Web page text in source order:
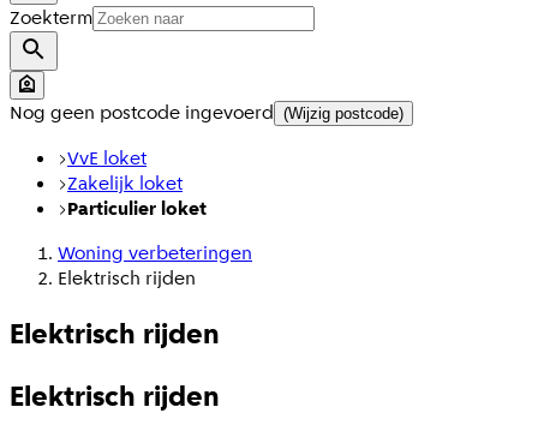
Zoekterm
Nog geen postcode ingevoerd (Wijzig postcode)
VvE loket
Zakelijk loket
Particulier loket
Woning verbeteringen
Elektrisch rijden
Elektrisch rijden
Elektrisch rijden